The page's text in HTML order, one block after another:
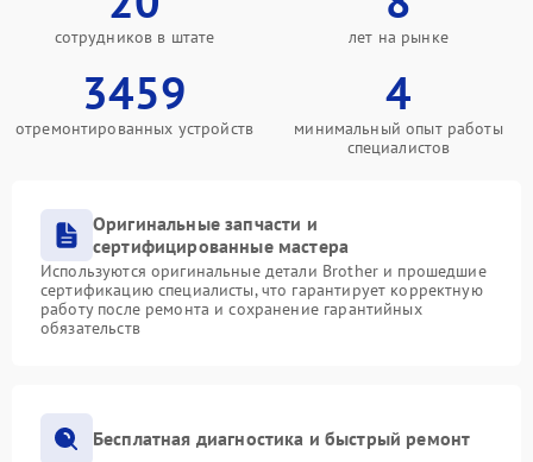
сотрудников в штате лет на рынке
3459
отремонтированных устройств
4
минимальный опыт работы
специалистов
Оригинальные запчасти и
сертифицированные мастера
Используются оригинальные детали Brother и прошедшие
сертификацию специалисты, что гарантирует корректную
работу после ремонта и сохранение гарантийных
обязательств
Бесплатная диагностика и быстрый ремонт